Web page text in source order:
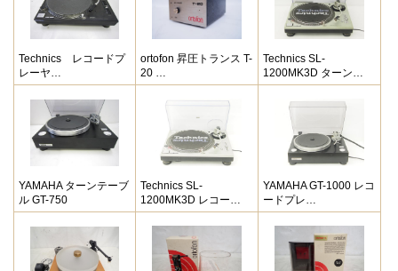
Technics レコードプ
レーヤ…
ortofon 昇圧トランス T-
20 …
Technics SL-
1200MK3D ターン…
YAMAHA ターンテーブ
ル GT-750
Technics SL-
1200MK3D レコー…
YAMAHA GT-1000 レコ
ードプレ…